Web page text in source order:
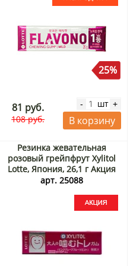
25%
81 руб.
108 руб.
- шт +
В корзину
Резинка жевательная
розовый грейпфрут Xylitol
Lotte, Япония, 26,1 г Акция
арт. 25088